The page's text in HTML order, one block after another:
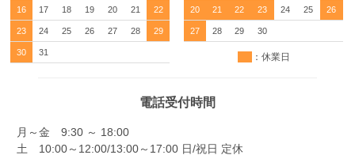
16 17 18 19 20 21 22
23 24 25 26 27 28 29
30 31
20 21 22 23 24 25 26
27 28 29 30
：休業日
電話受付時間
月～金 9:30 ～ 18:00
土 10:00～12:00/13:00～17:00 日/祝日 定休